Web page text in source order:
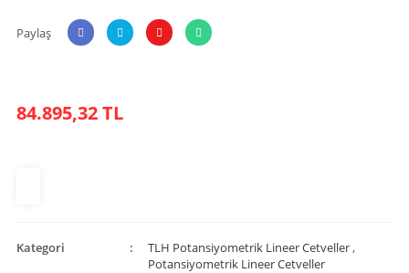
Paylaş
84.895,32 TL
Kategori TLH Potansiyometrik Lineer Cetveller,
Potansiyometrik Lineer Cetveller